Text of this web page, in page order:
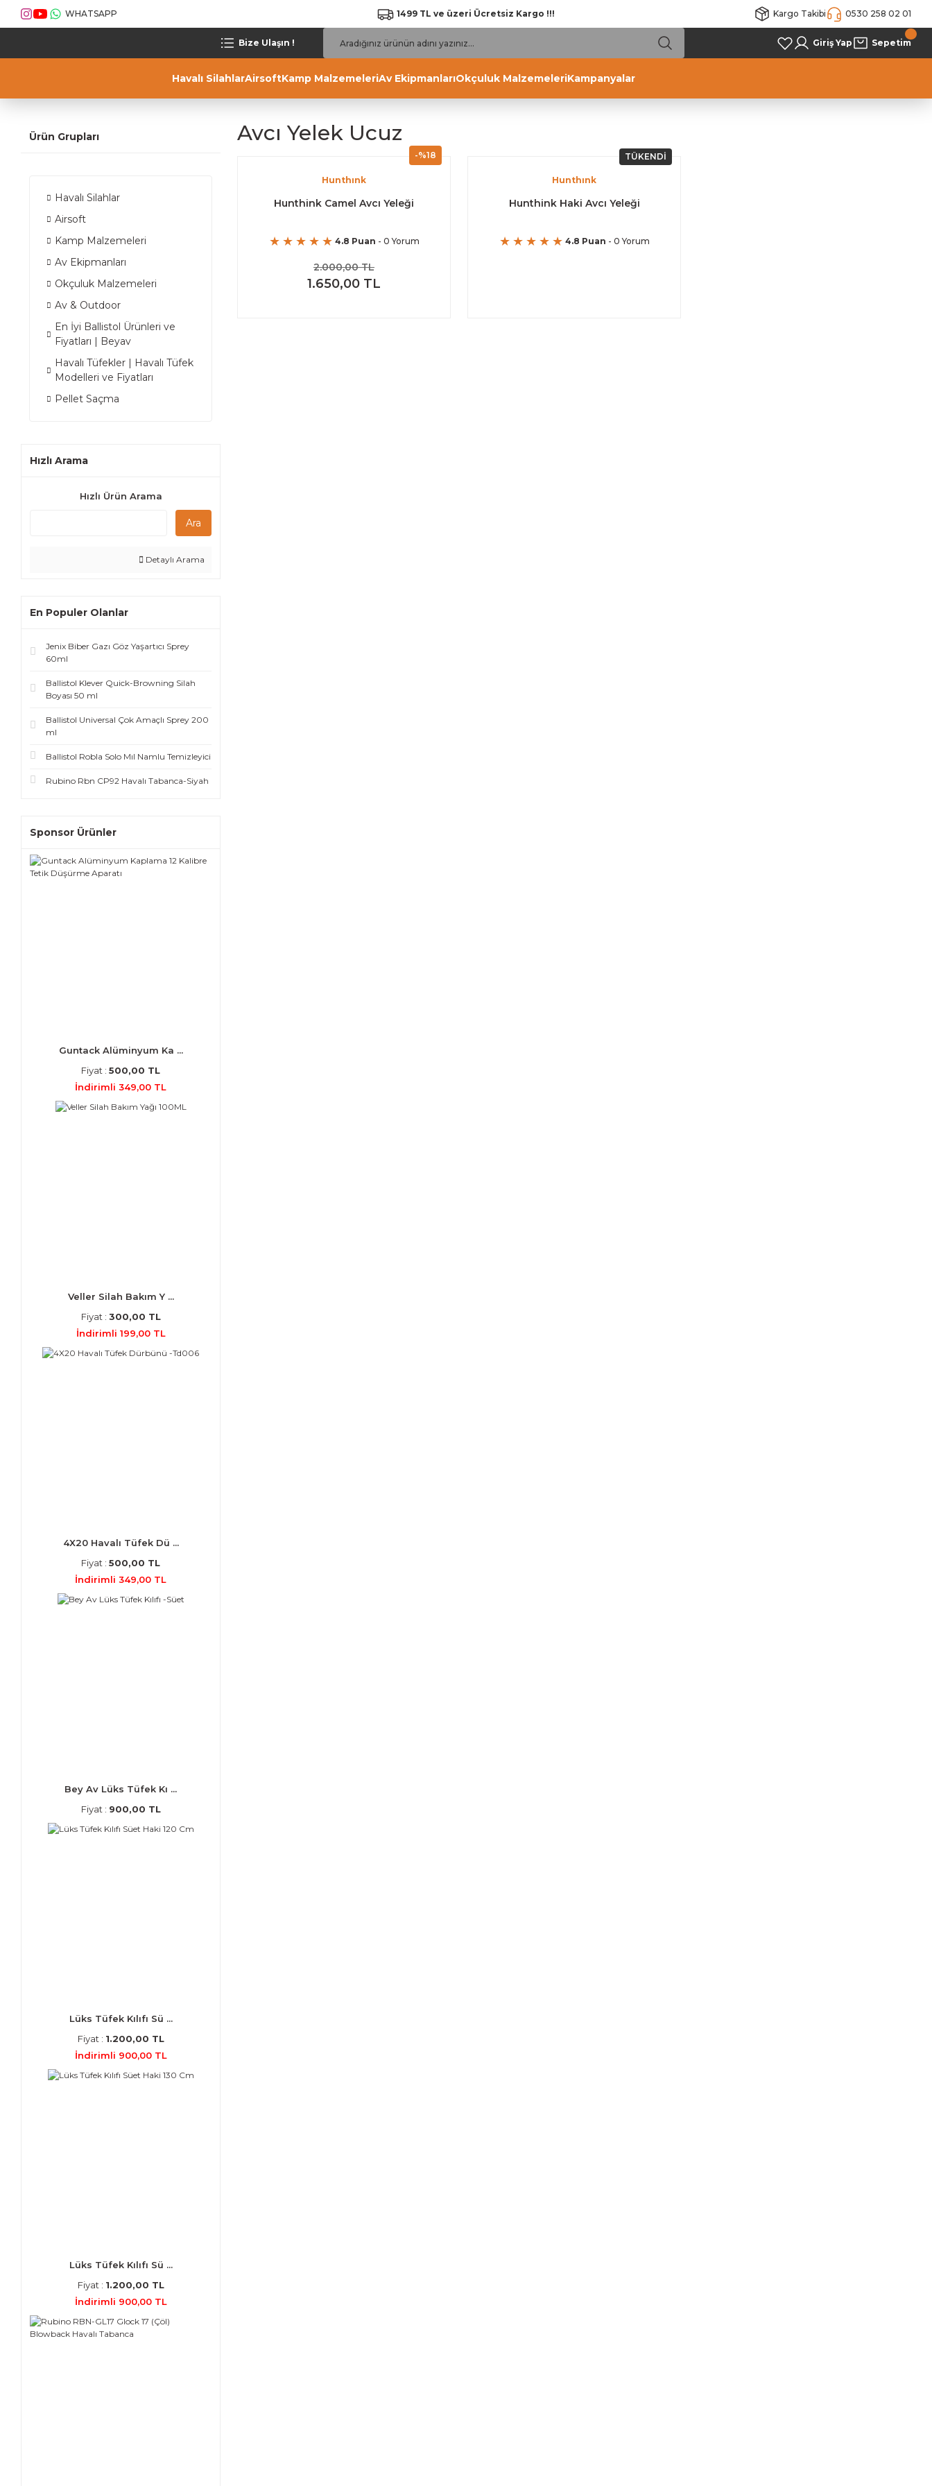
WHATSAPP 1499 TL ve üzeri Ücretsiz Kargo !!! Kargo Takibi 0530 258 02 01
Bize Ulaşın ! Giriş Yap Sepetim
Havalı SilahlarAirsoftKamp MalzemeleriAv EkipmanlarıOkçuluk MalzemeleriKampanyalar
Ürün Grupları
Havalı Silahlar
Airsoft
Kamp Malzemeleri
Av Ekipmanları
Okçuluk Malzemeleri
Av & Outdoor
En İyi Ballistol Ürünleri ve
Fiyatları | Beyav
Havalı Tüfekler | Havalı Tüfek
Modelleri ve Fiyatları
Pellet Saçma
Hızlı Arama
Hızlı Ürün Arama
Ara
Detaylı Arama
En Populer Olanlar
Jenix Biber Gazı Göz Yaşartıcı Sprey
60ml
Ballistol Klever Quick-Browning Silah
Boyası 50 ml
Ballistol Universal Çok Amaçlı Sprey 200
ml
Ballistol Robla Solo Mıl Namlu Temizleyici
Rubino Rbn CP92 Havalı Tabanca-Siyah
Sponsor Ürünler
Guntack Alüminyum Ka ...
Fiyat : 500,00 TL
İndirimli 349,00 TL
Veller Silah Bakım Y ...
Fiyat : 300,00 TL
İndirimli 199,00 TL
4X20 Havalı Tüfek Dü ...
Fiyat : 500,00 TL
İndirimli 349,00 TL
Bey Av Lüks Tüfek Kı ...
Fiyat : 900,00 TL
Lüks Tüfek Kılıfı Sü ...
Fiyat : 1.200,00 TL
İndirimli 900,00 TL
Lüks Tüfek Kılıfı Sü ...
Fiyat : 1.200,00 TL
İndirimli 900,00 TL
Avcı Yelek Ucuz
-%18
Hunthınk
Hunthink Camel Avcı Yeleği
4.8 Puan - 0 Yorum
2.000,00 TL
1.650,00 TL
TÜKENDİ
Hunthınk
Hunthink Haki Avcı Yeleği
4.8 Puan - 0 Yorum